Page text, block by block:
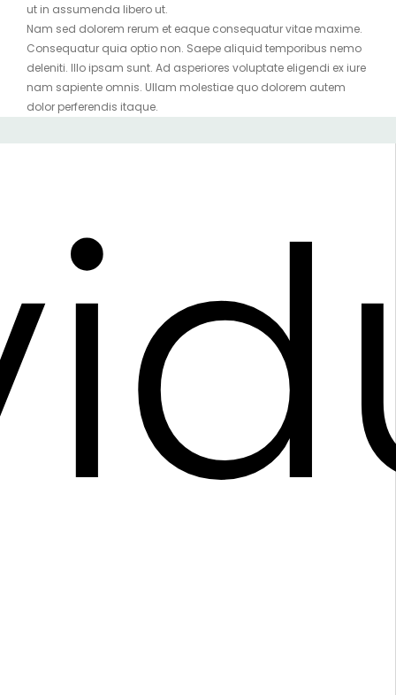
ut in assumenda libero ut.
Nam sed dolorem rerum et eaque consequatur vitae maxime.
Consequatur quia optio non. Saepe aliquid temporibus nemo
deleniti. Illo ipsam sunt. Ad asperiores voluptate eligendi ex iure
nam sapiente omnis. Ullam molestiae quo dolorem autem
dolor perferendis itaque.